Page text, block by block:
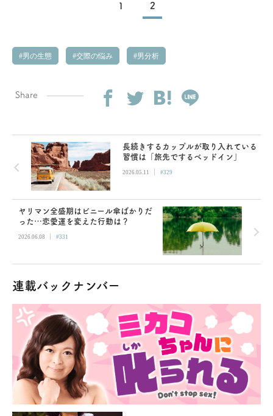
1 2
男の生態 交際の悩み 男分析
Share
長続きするカップルが取り入れている
習慣は「旅先でするベッドイン」
2026.05.11 | #329
ヤリマン全盛期はビニール傘ばかりだ
った…恋愛運を変えた行動は？
2026.06.08 | #331
連載バックナンバー